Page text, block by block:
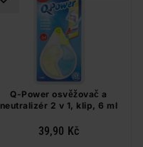
Q-Power osvěžovač a
neutralizér 2 v 1, klip, 6 ml
39,90 Kč